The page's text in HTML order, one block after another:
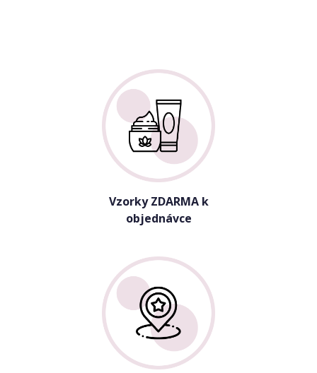
Vzorky ZDARMA k
objednávce